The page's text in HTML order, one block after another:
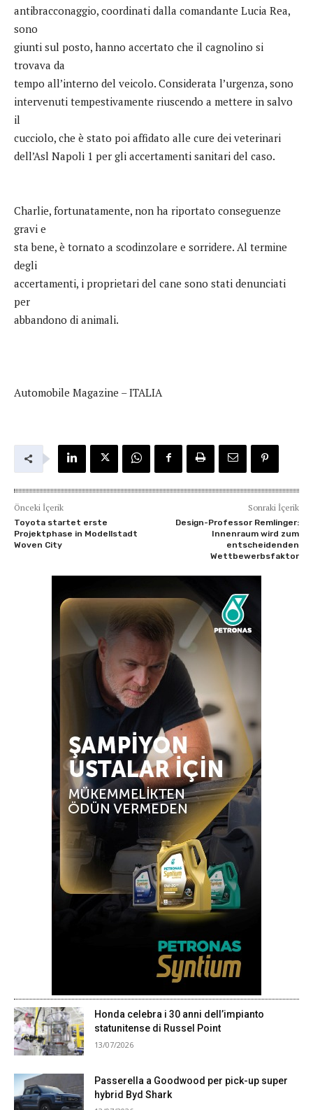
antibracconaggio, coordinati dalla comandante Lucia Rea,
sono
giunti sul posto, hanno accertato che il cagnolino si
trovava da
tempo all’interno del veicolo. Considerata l’urgenza, sono
intervenuti tempestivamente riuscendo a mettere in salvo
il
cucciolo, che è stato poi affidato alle cure dei veterinari
dell’Asl Napoli 1 per gli accertamenti sanitari del caso.
Charlie, fortunatamente, non ha riportato conseguenze
gravi e
sta bene, è tornato a scodinzolare e sorridere. Al termine
degli
accertamenti, i proprietari del cane sono stati denunciati
per
abbandono di animali.
Automobile Magazine – ITALIA
Önceki İçerik
Toyota startet erste
Projektphase in Modellstadt
Woven City
Sonraki İçerik
Design-Professor Remlinger:
Innenraum wird zum
entscheidenden
Wettbewerbsfaktor
Honda celebra i 30 anni dell’impianto
statunitense di Russel Point
13/07/2026
Passerella a Goodwood per pick-up super
hybrid Byd Shark